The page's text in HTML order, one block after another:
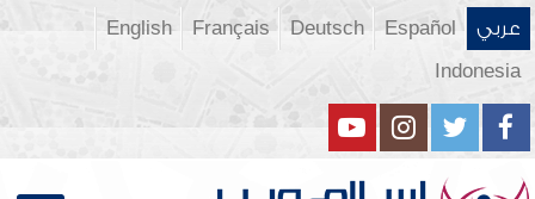
عربي Español
Deutsch
Français
English
Indonesia